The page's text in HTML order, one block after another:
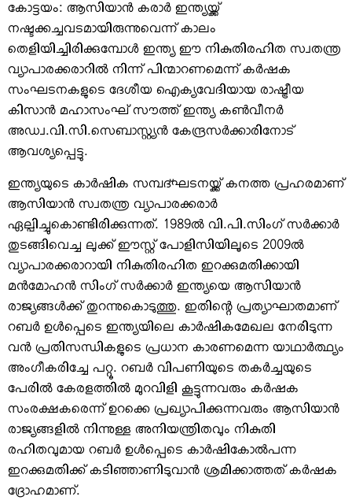
കോട്ടയം: ആസിയാന്‍ കരാര്‍ ഇന്ത്യയ്ക്ക്
നഷ്ടക്കച്ചവടമായിരുന്നുവെന്ന് കാലം
തെളിയിച്ചിരിക്കുമ്പോള്‍ ഇന്ത്യ ഈ നികുതിരഹിത സ്വതന്ത്ര
വ്യാപാരക്കരാറില്‍ നിന്ന് പിന്മാറണമെന്ന് കര്‍ഷക
സംഘടനകളുടെ ദേശീയ ഐക്യവേദിയായ രാഷ്ട്രീയ
കിസാന്‍ മഹാസംഘ് സൗത്ത് ഇന്ത്യ കണ്‍വീനര്‍
അഡ്വ.വി.സി.സെബാസ്റ്റ്യന്‍ കേന്ദ്രസര്‍ക്കാരിനോട്
ആവശ്യപ്പെട്ടു.
ഇന്ത്യയുടെ കാര്‍ഷിക സമ്പദ്ഘടനയ്ക്ക് കനത്ത പ്രഹരമാണ്
ആസിയാന്‍ സ്വതന്ത്ര വ്യാപാരക്കരാര്‍
ഏല്പിച്ചുകൊണ്ടിരിക്കുന്നത്. 1989ല്‍ വി.പി.സിംഗ് സര്‍ക്കാര്‍
തുടങ്ങിവെച്ച ലുക്ക് ഈസ്റ്റ് പോളിസിയിലൂടെ 2009ല്‍
വ്യാപാരക്കരാറായി നികുതിരഹിത ഇറക്കുമതിക്കായി
മന്‍മോഹന്‍ സിംഗ് സര്‍ക്കാര്‍ ഇന്ത്യയെ ആസിയാന്‍
രാജ്യങ്ങള്‍ക്ക് തുറന്നുകൊടുത്തു. ഇതിന്റെ പ്രത്യാഘാതമാണ്
റബര്‍ ഉള്‍പ്പെടെ ഇന്ത്യയിലെ കാര്‍ഷികമേഖല നേരിടുന്ന
വന്‍ പ്രതിസന്ധികളുടെ പ്രധാന കാരണമെന്ന യാഥാര്‍ത്ഥ്യം
അംഗീകരിച്ചേ പറ്റൂ. റബര്‍ വിപണിയുടെ തകര്‍ച്ചയുടെ
പേരില്‍ കേരളത്തില്‍ മുറവിളി കൂട്ടുന്നവരും കര്‍ഷക
സംരക്ഷകരെന്ന് ഉറക്കെ പ്രഖ്യാപിക്കുന്നവരും ആസിയാന്‍
രാജ്യങ്ങളില്‍ നിന്നുള്ള അനിയന്ത്രിതവും നികുതി
രഹിതവുമായ റബര്‍ ഉള്‍പ്പെടെ കാര്‍ഷികോല്‍പന്ന
ഇറക്കുമതിക്ക് കടിഞ്ഞാണിടുവാന്‍ ശ്രമിക്കാത്തത് കര്‍ഷക
ദ്രോഹമാണ്.